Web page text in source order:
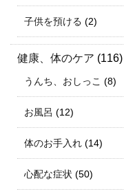
子供を預ける (2)
健康、体のケア (116)
うんち、おしっこ (8)
お風呂 (12)
体のお手入れ (14)
心配な症状 (50)